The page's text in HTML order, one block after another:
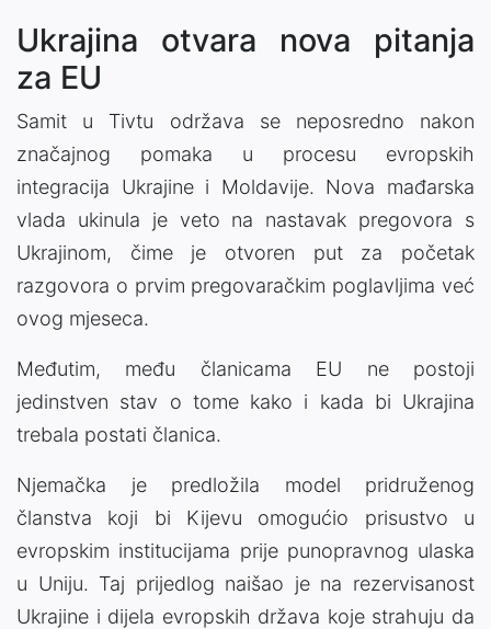
Ukrajina otvara nova pitanja
za EU
Samit u Tivtu održava se neposredno nakon
značajnog pomaka u procesu evropskih
integracija Ukrajine i Moldavije. Nova mađarska
vlada ukinula je veto na nastavak pregovora s
Ukrajinom, čime je otvoren put za početak
razgovora o prvim pregovaračkim poglavljima već
ovog mjeseca.
Međutim, među članicama EU ne postoji
jedinstven stav o tome kako i kada bi Ukrajina
trebala postati članica.
Njemačka je predložila model pridruženog
članstva koji bi Kijevu omogućio prisustvo u
evropskim institucijama prije punopravnog ulaska
u Uniju. Taj prijedlog naišao je na rezervisanost
Ukrajine i dijela evropskih država koje strahuju da